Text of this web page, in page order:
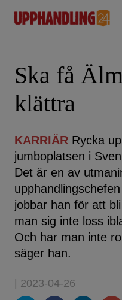
content
Ska få
klättra
KARRIÄR Rycka
jumboplatsen i
Det är en av
jobbar han för att
man sig inte loss
Och har man inte
säger han.
| 2023-04-26